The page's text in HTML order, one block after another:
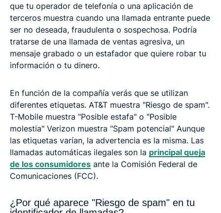
que tu operador de telefonía o una aplicación de
terceros muestra cuando una llamada entrante puede
ser no deseada, fraudulenta o sospechosa. Podría
tratarse de una llamada de ventas agresiva, un
mensaje grabado o un estafador que quiere robar tu
información o tu dinero.
En función de la compañía verás que se utilizan
diferentes etiquetas. AT&T muestra "Riesgo de spam".
T-Mobile muestra "Posible estafa" o "Posible
molestia" Verizon muestra "Spam potencial" Aunque
las etiquetas varían, la advertencia es la misma. Las
llamadas automáticas ilegales son la principal queja
de los consumidores ante la Comisión Federal de
Comunicaciones (FCC).
¿Por qué aparece "Riesgo de spam" en tu